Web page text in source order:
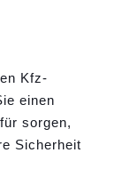
Kfz-
einen
sorgen,
Sicherheit